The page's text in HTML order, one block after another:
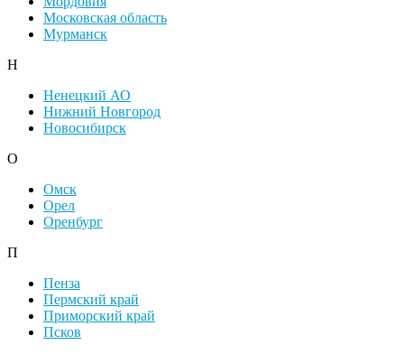
Московская область
Мурманск
Н
Ненецкий АО
Нижний Новгород
Новосибирск
О
Омск
Орел
Оренбург
П
Пенза
Пермский край
Приморский край
Псков